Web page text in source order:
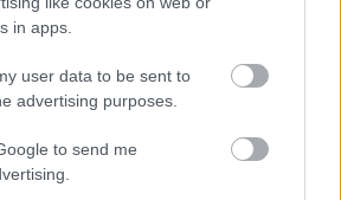
in apps.
user data to be sent to
advertising purposes.
to send me
készül az elektromos autók új